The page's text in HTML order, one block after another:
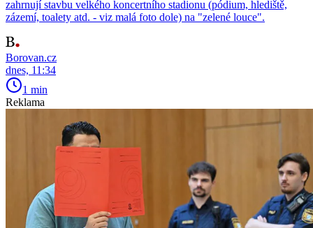
zahrnují stavbu velkého koncertního stadionu (pódium, hlediště,
zázemí, toalety atd. - viz malá foto dole) na "zelené louce".
Borovan.cz
dnes, 11:34
1 min
Reklama